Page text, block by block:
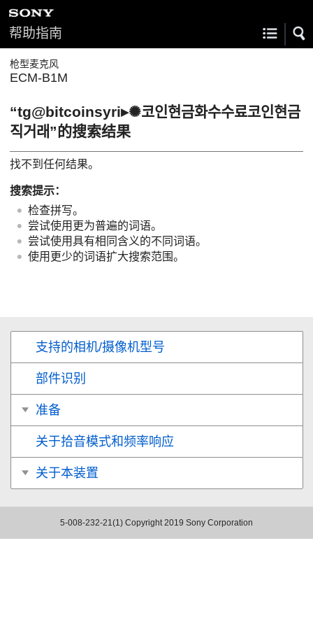
帮助指南
枪型麦克风
ECM-B1M
“tg@bitcoinsyri▸✺코인현금화수수료코인현금
직거래”的搜索结果
找不到任何结果。
搜索提示：
检查拼写。
尝试使用更为普遍的词语。
尝试使用具有相同含义的不同词语。
使用更少的词语扩大搜索范围。
支持的相机/摄像机型号
部件识别
准备
关于拾音模式和频率响应
关于本装置
5-008-232-21(1) Copyright 2019 Sony Corporation